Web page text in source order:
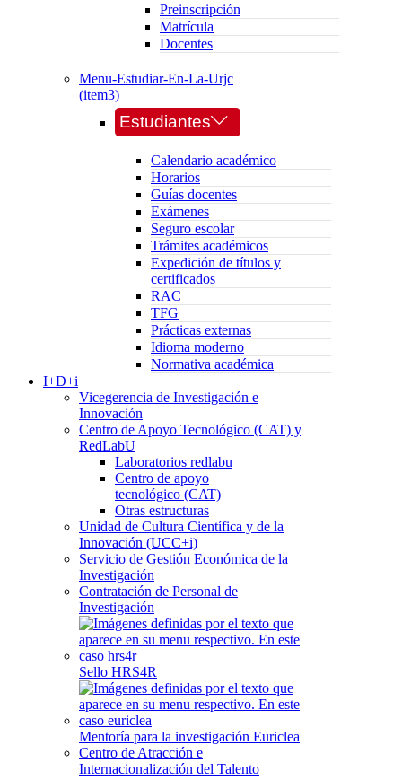
Preinscripción
Matrícula
Docentes
Menu-Estudiar-En-La-Urjc
(item3)
Estudiantes
Calendario académico
Horarios
Guías docentes
Exámenes
Seguro escolar
Trámites académicos
Expedición de títulos y
certificados
RAC
TFG
Prácticas externas
Idioma moderno
Normativa académica
I+D+i
Vicegerencia de Investigación e
Innovación
Centro de Apoyo Tecnológico (CAT) y
RedLabU
Laboratorios redlabu
Centro de apoyo
tecnológico (CAT)
Otras estructuras
Unidad de Cultura Científica y de la
Innovación (UCC+i)
Servicio de Gestión Económica de la
Investigación
Contratación de Personal de
Investigación
Sello HRS4R
Mentoría para la investigación Euriclea
Centro de Atracción e
Internacionalización del Talento